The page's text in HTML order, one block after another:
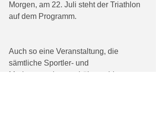
Morgen, am 22. Juli steht der Triathlon
auf dem Programm.
Auch so eine Veranstaltung, die
sämtliche Sportler- und
Moderatorenherzen höher schlagen